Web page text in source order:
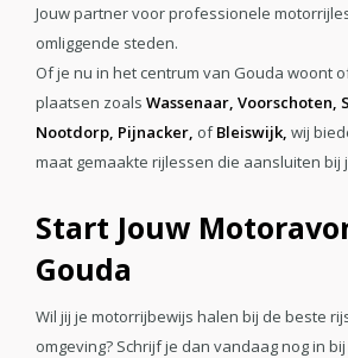
Jouw partner voor professionele
omliggende steden.
Of je nu in het centrum van Gouda woont
plaatsen zoals Wassenaar, Voorschoten,
Nootdorp, Pijnacker, ofBleiswijk, wij
maat gemaakte rijlessen die aansluiten bij
Start Jouw
Gouda
Wil jij je motorrijbewijs halen bij de beste
omgeving? Schrijf je dan vandaag nog in